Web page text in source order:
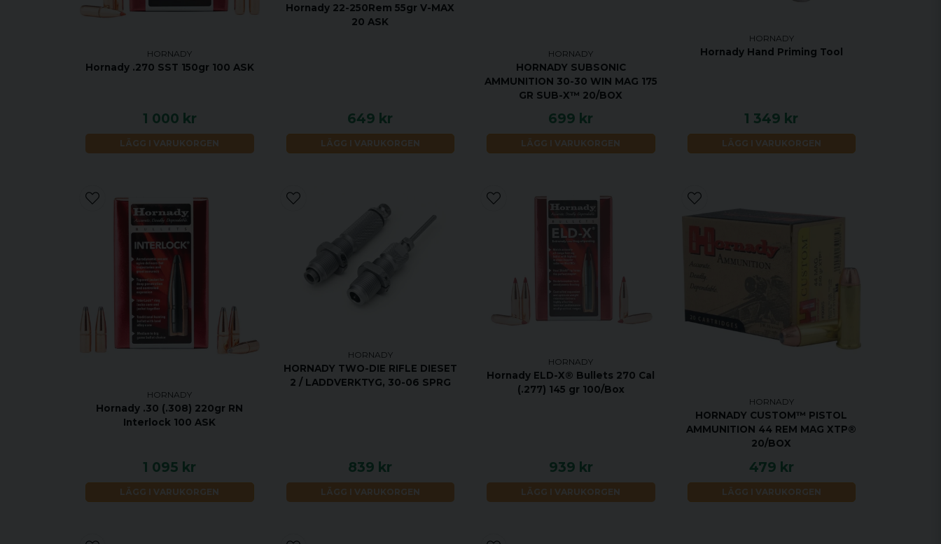
HORNADY
Hornady .270 SST 150gr 100 ASK
1 000 kr
LÄGG I VARUKORGEN
Hornady 22-250Rem 55gr V-MAX
20 ASK
649 kr
LÄGG I VARUKORGEN
HORNADY
HORNADY SUBSONIC
AMMUNITION 30-30 WIN MAG 175
GR SUB-X™ 20/BOX
699 kr
LÄGG I VARUKORGEN
HORNADY
Hornady Hand Priming Tool
1 349 kr
LÄGG I VARUKORGEN
HORNADY
Hornady .30 (.308) 220gr RN
Interlock 100 ASK
1 095 kr
LÄGG I VARUKORGEN
HORNADY
HORNADY TWO-DIE RIFLE DIESET
2 / LADDVERKTYG, 30-06 SPRG
839 kr
LÄGG I VARUKORGEN
HORNADY
Hornady ELD-X® Bullets 270 Cal
(.277) 145 gr 100/Box
939 kr
LÄGG I VARUKORGEN
HORNADY
HORNADY CUSTOM™ PISTOL
AMMUNITION 44 REM MAG XTP®
20/BOX
479 kr
LÄGG I VARUKORGEN